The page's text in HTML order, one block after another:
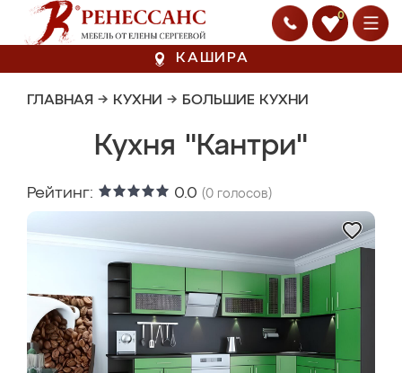
0
КАШИРА
ГЛАВНАЯ → КУХНИ → БОЛЬШИЕ КУХНИ
Кухня "Кантри"
Рейтинг: 0.0 (0 голосов)